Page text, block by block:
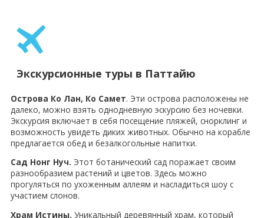
Экскурсионные туры в Паттайю
Острова Ко Лан, Ко Самет. Эти острова расположены не
далеко, можно взять однодневную эскурсию без ночевки.
Экскурсия включает в себя посещение пляжей, снорклинг и
возможность увидеть диких животных. Обычно на корабле
предлагается обед и безалкогольные напитки.
Сад Нонг Нуч. Этот ботанический сад поражает своим
разнообразием растений и цветов. Здесь можно
прогуляться по ухоженным аллеям и насладиться шоу с
участием слонов.
Храм Истины. Уникальный деревянный храм, который